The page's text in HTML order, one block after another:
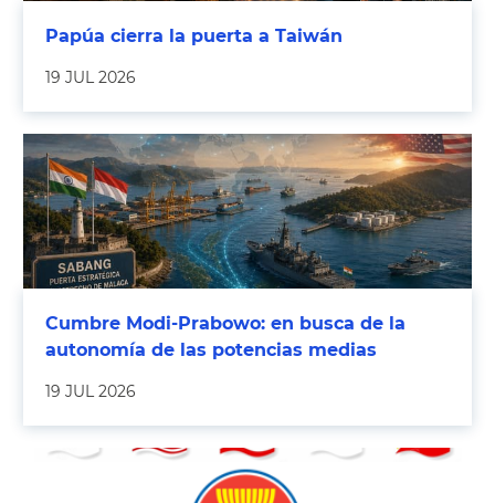
Papúa cierra la puerta a Taiwán
19 JUL 2026
Cumbre Modi-Prabowo: en busca de la
autonomía de las potencias medias
19 JUL 2026